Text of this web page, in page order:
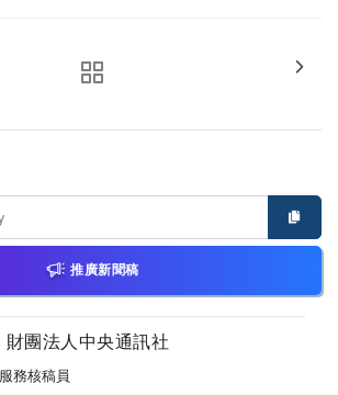
推廣新聞稿
團法人中央通訊社
務核稿員